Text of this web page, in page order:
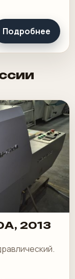
Подробнее
2013